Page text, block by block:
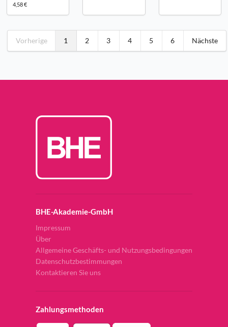
4,58 €
Vorherige 1 2 3 4 5 6 Nächste
BHE-Akademie-GmbH
Impressum
Über
Allgemeine Geschäfts- und Nutzungsbedingungen
Datenschutzbestimmungen
Kontaktieren Sie uns
Zahlungsmethoden